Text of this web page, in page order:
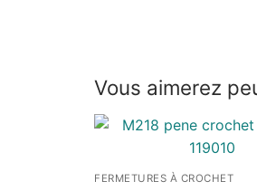
Vous aimerez
FERMETURES À CROCHET